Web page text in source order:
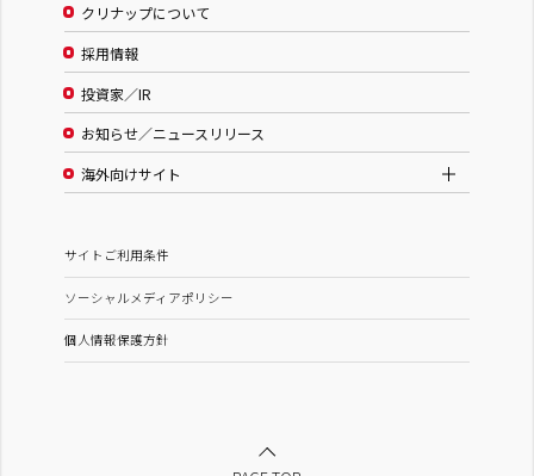
クリナップについて
採用情報
投資家／IR
お知らせ／ニュースリリース
海外向けサイト
サイトご利用条件
ソーシャルメディアポリシー
個人情報保護方針